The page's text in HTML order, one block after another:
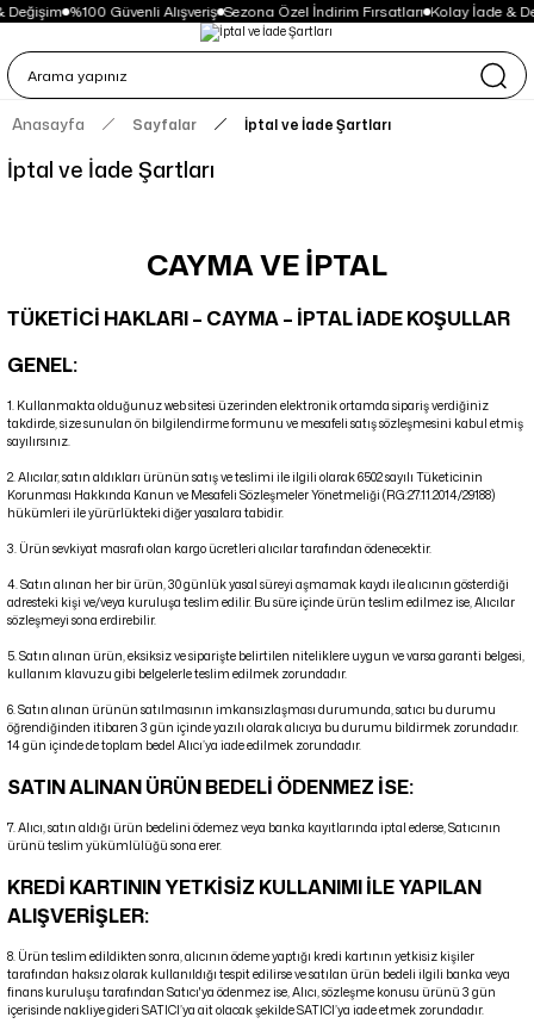
%100 Güvenli Alışveriş Sezona Özel İndirim Fırsatları Kolay İade &
Anasayfa Sayfalar İptal ve İade Şartları
İptal ve İade Şartları
CAYMA VE İPTAL
TÜKETİCİ HAKLARI – CAYMA – İPTAL İADE KOŞULLAR
GENEL:
1. Kullanmakta olduğunuz web sitesi üzerinden elektronik ortamda sipariş verdiğiniz
takdirde, size sunulan ön bilgilendirme formunu ve mesafeli satış sözleşmesini kabul etmiş
sayılırsınız.
2. Alıcılar, satın aldıkları ürünün satış ve teslimi ile ilgili olarak 6502 sayılı Tüketicinin
Korunması Hakkında Kanun ve Mesafeli Sözleşmeler Yönetmeliği (RG:27.11.2014/29188)
hükümleri ile yürürlükteki diğer yasalara tabidir.
3. Ürün sevkiyat masrafı olan kargo ücretleri alıcılar tarafından ödenecektir.
4. Satın alınan her bir ürün, 30 günlük yasal süreyi aşmamak kaydı ile alıcının gösterdiği
adresteki kişi ve/veya kuruluşa teslim edilir. Bu süre içinde ürün teslim edilmez ise, Alıcılar
sözleşmeyi sona erdirebilir.
5. Satın alınan ürün, eksiksiz ve siparişte belirtilen niteliklere uygun ve varsa garanti belgesi,
kullanım klavuzu gibi belgelerle teslim edilmek zorundadır.
6. Satın alınan ürünün satılmasının imkansızlaşması durumunda, satıcı bu durumu
öğrendiğinden itibaren 3 gün içinde yazılı olarak alıcıya bu durumu bildirmek zorundadır.
14 gün içinde de toplam bedel Alıcı’ya iade edilmek zorundadır.
SATIN ALINAN ÜRÜN BEDELİ ÖDENMEZ İSE:
7. Alıcı, satın aldığı ürün bedelini ödemez veya banka kayıtlarında iptal ederse, Satıcının
ürünü teslim yükümlülüğü sona erer.
KREDİ KARTININ YETKİSİZ KULLANIMI İLE YAPILAN
ALIŞVERİŞLER:
8. Ürün teslim edildikten sonra, alıcının ödeme yaptığı kredi kartının yetkisiz kişiler
tarafından haksız olarak kullanıldığı tespit edilirse ve satılan ürün bedeli ilgili banka veya
finans kuruluşu tarafından Satıcı'ya ödenmez ise, Alıcı, sözleşme konusu ürünü 3 gün
içerisinde nakliye gideri SATICI’ya ait olacak şekilde SATICI’ya iade etmek zorundadır.